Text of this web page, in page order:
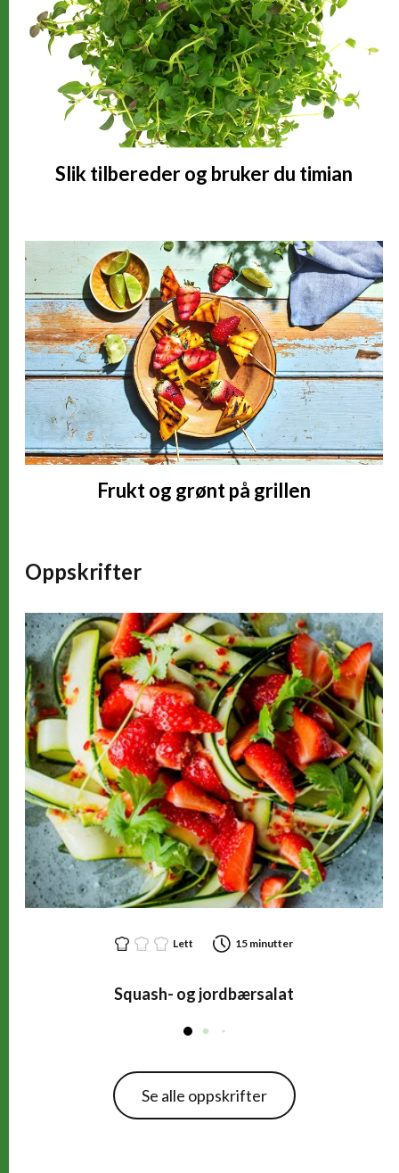
Vitamin E 2,22 alfa-TE
Vitamin K 14,12 µg(18% *)
Slik tilbereder og bruker du timian
Frukt og grønt på grillen
Oppskrifter
Lett 15 minutter
Squash- og jordbærsalat
Se alle oppskrifter